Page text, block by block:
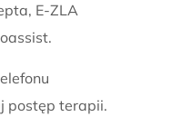
E-ZLA
postęp terapii.